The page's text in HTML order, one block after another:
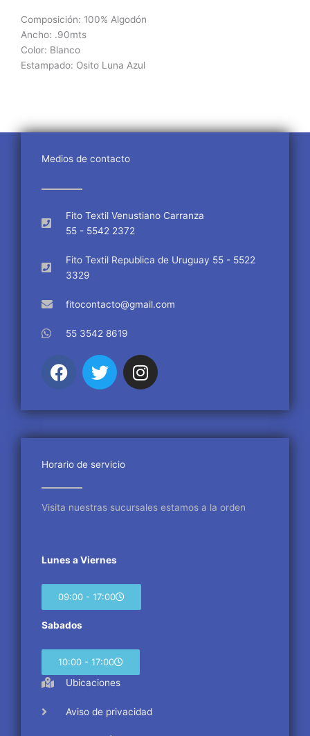
Composición: 100% Algodón
Ancho: .90mts
Color: Blanco
Estampado: Osito Luna Azul
Medios de contacto
Fito Textil Venustiano Carranza
55 - 5542 2372
Fito Textil Republica de Uruguay 55 - 5522
3329
fitocontacto@gmail.com
55 3542 8619
F
a
e
b
o
k
T
w
t
t
r
I
n
t
a
m
Horario de servicio
Visita nuestras sucursales estamos a la orden
Lunes a Viernes
09:00 - 17:00
Sabados
10:00 - 17:00
Ubicaciones
Aviso de privacidad